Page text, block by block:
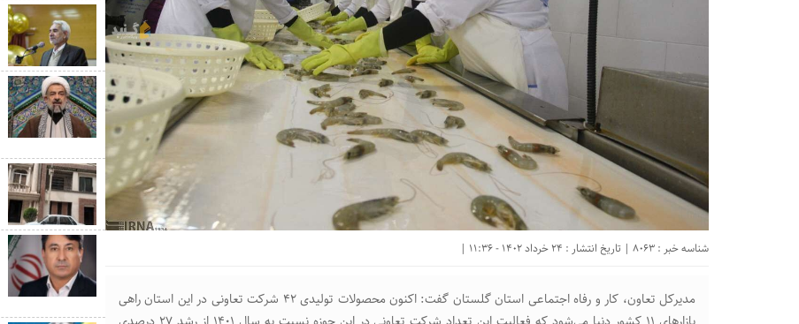
شناسه خبر : 8063 | تاریخ انتشار : 24 خرداد 1402 - 11:36 |
مدیرکل تعاون، کار و رفاه اجتماعی استان گلستان گفت: اکنون محصولات تولیدی ۴۲ شرکت تعاونی در این استان راهی